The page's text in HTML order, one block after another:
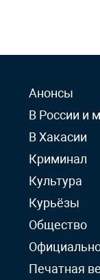
Анонсы
В России и
В Хакасии
Криминал
Культура
Курьёзы
Общество
Печатная